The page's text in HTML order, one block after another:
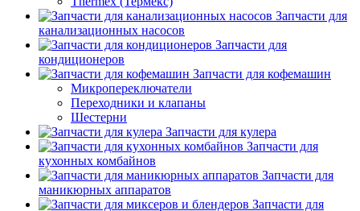
Запчасти для
канализационных насосов
Запчасти для
кондиционеров
Запчасти для кофемашин
Микропереключатели
Переходники и клапаны
Шестерни
Запчасти для кулера
Запчасти для
кухонных комбайнов
Запчасти для
маникюрных аппаратов
Запчасти для